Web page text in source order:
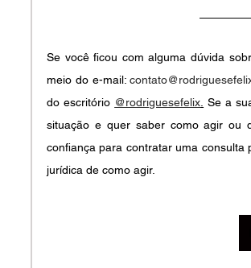
Se você ficou com alguma dúvida
meio do e-mail:
do escritório @rodriguesefelix Se a
situação e quer saber como agir ou
confiança para contratar uma
jurídica de como agir.